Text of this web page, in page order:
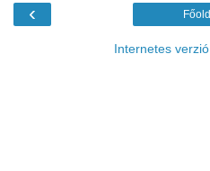
‹
Internetes